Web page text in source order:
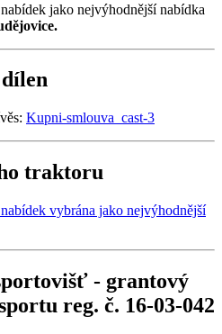
jako nejvýhodnější nabídka
Kupni-smlouva_cast-3
traktoru
vybrána jako nejvýhodnější
- grantový
reg. č. 16-03-042